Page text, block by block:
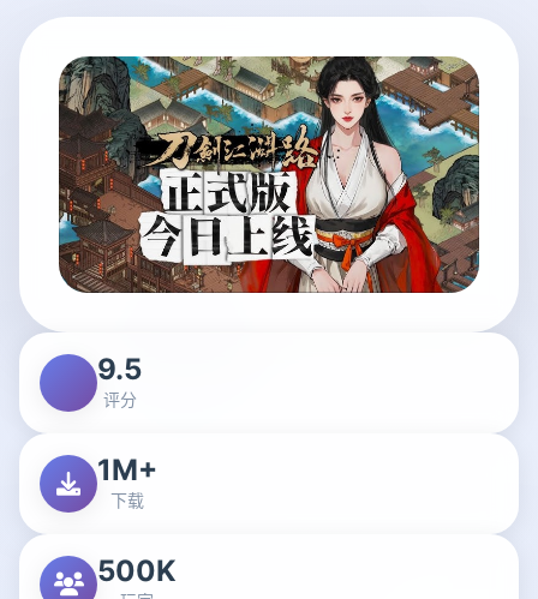
9.5
评分
1M+
下载
500K